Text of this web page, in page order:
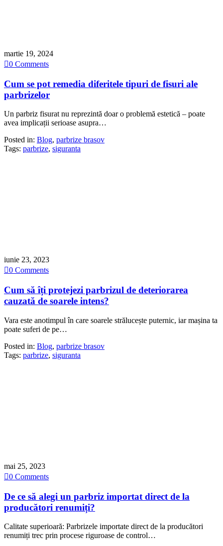
martie 19, 2024
0 Comments
Cum se pot remedia diferitele tipuri de fisuri ale
parbrizelor
Un parbriz fisurat nu reprezintă doar o problemă estetică – poate
avea implicații serioase asupra…
Posted in: Blog, parbrize brasov
Tags: parbrize, siguranta
iunie 23, 2023
0 Comments
Cum să îți protejezi parbrizul de deteriorarea
cauzată de soarele intens?
Vara este anotimpul în care soarele strălucește puternic, iar mașina ta
poate suferi de pe…
Posted in: Blog, parbrize brasov
Tags: parbrize, siguranta
mai 25, 2023
0 Comments
De ce să alegi un parbriz importat direct de la
producători renumiți?
Calitate superioară: Parbrizele importate direct de la producători
renumiți trec prin procese riguroase de control…